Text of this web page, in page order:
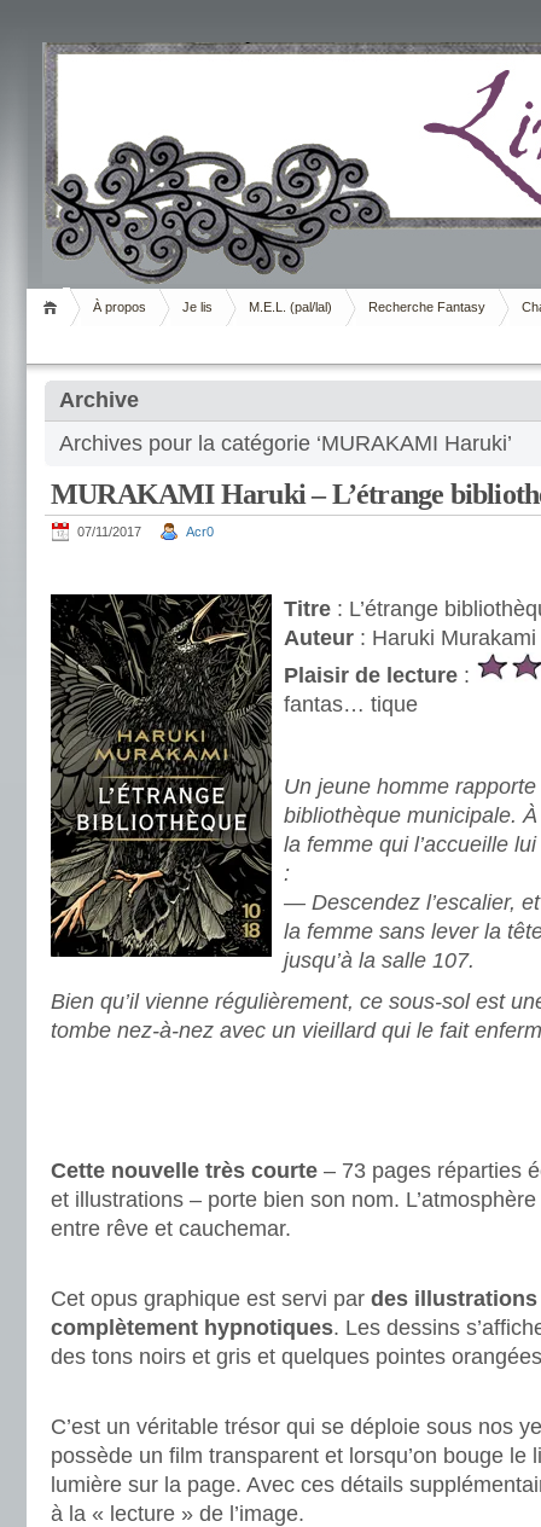
Livrement
À propos Je lis M.E.L. (pal/lal) Recherche Fantasy
Archive
Archives pour la catégorie ‘MURAKAMI Haruki’
MURAKAMI Haruki – L’étrange
07/11/2017 Acr0
Titre : L’étrange
Auteur : Haruki Murakami
Plaisir de lecture :
fantas… tique
Un jeune homme
bibliothèque municipale.
la femme qui l’accueille
:
— Descendez l’escalier,
la femme sans lever la
jusqu’à la salle 107.
Bien qu’il vienne régulièrement, ce sous-sol est
tombe nez-à-nez avec un vieillard qui le fait
Cette nouvelle très courte – 73 pages réparties
et illustrations – porte bien son nom.
entre rêve et cauchemar.
Cet opus graphique est servi par des
complètement hypnotiques. Les dessins
des tons noirs et gris et quelques pointes
C’est un véritable trésor qui se déploie sous nos
possède un film transparent et lorsqu’on bouge le
lumière sur la page. Avec ces détails
à la « lecture » de l’image.